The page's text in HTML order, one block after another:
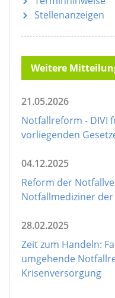
Stellenanzeigen
Weitere
21.05.2026
Notfallreform - DIVI
vorliegenden
04.12.2025
Reform der
Notfallmediziner
28.02.2025
Zeit zum Handeln:
umgehende
Krisenversorgung